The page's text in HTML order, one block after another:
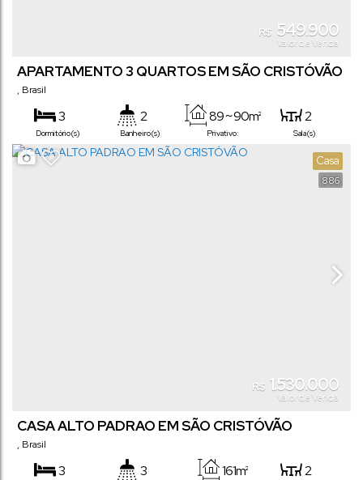
R$ 549.900
Valor de Venda
APARTAMENTO 3 QUARTOS EM SÃO CRISTÓVÃO
, Brasil
3
Dormitório(s)
2
Banheiro(s) Privativo:
89 ~ 90m² 2
Sala(s)
1 2
886
Casa
R$ 1.530.000
Valor de Venda
CASA ALTO PADRAO EM SÃO CRISTÓVÃO
, Brasil
3 3 161m² 2